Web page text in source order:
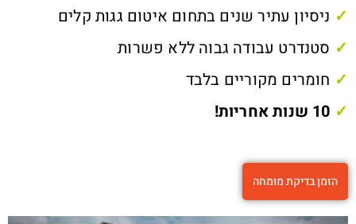
✓ ניסיון עתיר שנים בתחום איטום גגות קלים
✓ סטנדרט עבודה גבוה ללא פשרות
✓ חומרים מקוריים בלבד
✓ 10 שנות אחריות!
הזמן בדיקת מומחה